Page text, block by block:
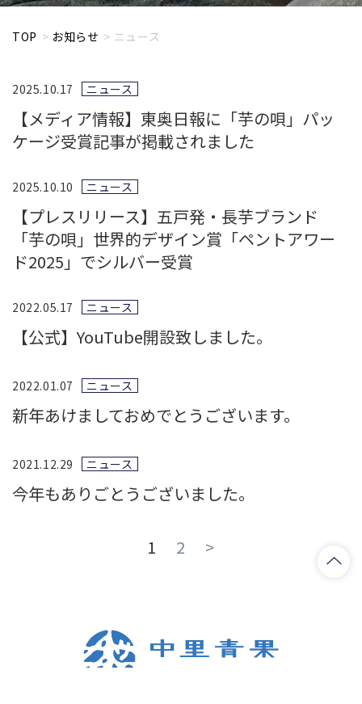
TOP お知らせ ニュース
2025.10.17 ニュース
【メディア情報】東奥日報に「芋の唄」パッ
ケージ受賞記事が掲載されました
2025.10.10 ニュース
【プレスリリース】五戸発・長芋ブランド
「芋の唄」世界的デザイン賞「ペントアワー
ド2025」でシルバー受賞
2022.05.17 ニュース
【公式】YouTube開設致しました。
2022.01.07 ニュース
新年あけましておめでとうございます。
2021.12.29 ニュース
今年もありごとうございました。
1 2 >